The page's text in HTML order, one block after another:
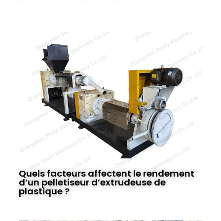
Quels facteurs affectent le rendement
d’un pelletiseur d’extrudeuse de
plastique ?